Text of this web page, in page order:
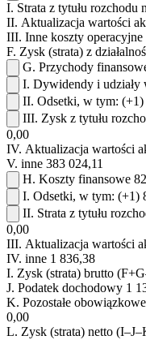
I. Strata z tytułu
II. Aktualizacja wartości
III. Inne koszty operacyjne
F. Zysk (strata) z
G. Przychody
I. Dywidendy i udziały
II. Odsetki, w tym: (+1)
III. Zysk z tytułu
0,00
IV. Aktualizacja wartości
V. inne 383 024,11
H. Koszty finansowe
I. Odsetki, w tym: (+1)
II. Strata z tytułu
0,00
III. Aktualizacja wartości
IV. inne 1 836,38
I. Zysk (strata) brutto
J. Podatek dochodowy 1
K. Pozostałe
0,00
L. Zysk (strata) netto